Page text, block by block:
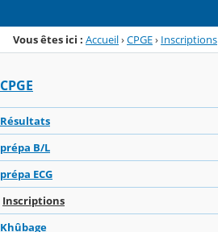
Vous êtes ici : Accueil›CPGE› Inscriptions
CPGE
Résultats
prépa B/L
prépa ECG
Inscriptions
Khûbage